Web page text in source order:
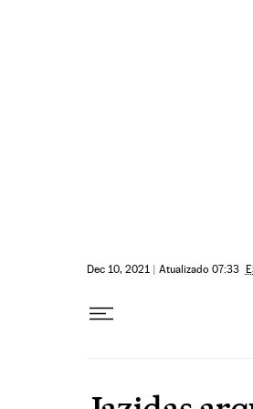
Dec 10, 2021 | Atualizado 07:33